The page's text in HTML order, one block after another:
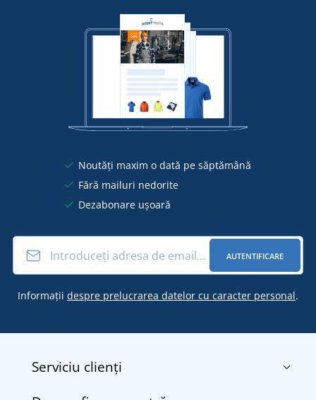
Noutăți maxim o dată pe săptămână
Fără mailuri nedorite
Dezabonare ușoară
AUTENTIFICARE
Informații despre prelucrarea datelor cu caracter personal.
Serviciu clienți